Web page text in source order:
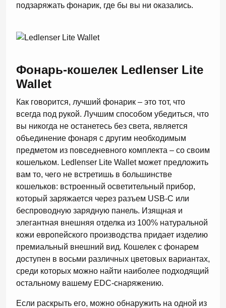
подзаряжать фонарик, где бы вы ни оказались.
Фонарь-кошелек Ledlenser Lite
Wallet
Как говорится, лучший фонарик – это тот, что
всегда под рукой. Лучшим способом убедиться, что
вы никогда не останетесь без света, является
объединение фонаря с другим необходимым
предметом из повседневного комплекта – со своим
кошельком. Ledlenser Lite Wallet может предложить
вам то, чего не встретишь в большинстве
кошельков: встроенный осветительный прибор,
который заряжается через разъем USB-C или
беспроводную зарядную панель. Изящная и
элегантная внешняя отделка из 100% натуральной
кожи европейского производства придает изделию
премиальный внешний вид. Кошелек с фонарем
доступен в восьми различных цветовых вариантах,
среди которых можно найти наиболее подходящий
остальному вашему EDC-снаряжению.
Если раскрыть его, можно обнаружить на одной из